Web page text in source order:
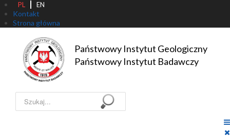
PL EN
Kontakt
Strona główna
Państwowy Instytut Geologiczny
Państwowy Instytut Badawczy
Szukaj...